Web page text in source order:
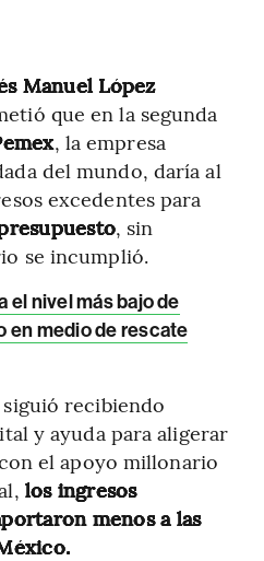
Manuel López
que en la segunda
, la empresa
del mundo, daría al
excedentes para
, sin
se incumplió.
el nivel más bajo de
en medio de rescate
recibiendo
y ayuda para aligerar
el apoyo millonario
los ingresos
menos a las